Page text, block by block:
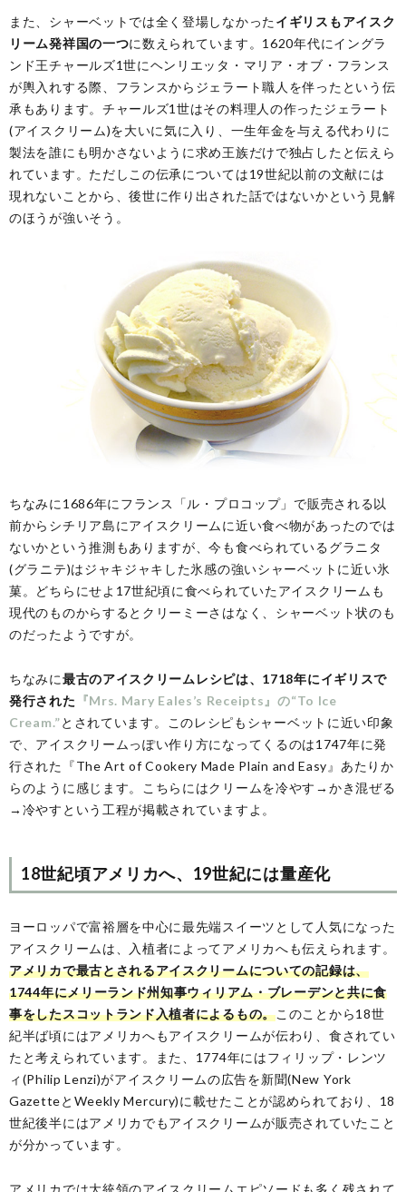
また、シャーベットでは全く登場しなかったイギリスもアイスク
リーム発祥国の一つに数えられています。1620年代にイングラ
ンド王チャールズ1世にヘンリエッタ・マリア・オブ・フランス
が輿入れする際、フランスからジェラート職人を伴ったという伝
承もあります。チャールズ1世はその料理人の作ったジェラート
(アイスクリーム)を大いに気に入り、一生年金を与える代わりに
製法を誰にも明かさないように求め王族だけで独占したと伝えら
れています。ただしこの伝承については19世紀以前の文献には
現れないことから、後世に作り出された話ではないかという見解
のほうが強いそう。
ちなみに1686年にフランス「ル・プロコップ」で販売される以
前からシチリア島にアイスクリームに近い食べ物があったのでは
ないかという推測もありますが、今も食べられているグラニタ
(グラニテ)はジャキジャキした氷感の強いシャーベットに近い氷
菓。どちらにせよ17世紀頃に食べられていたアイスクリームも
現代のものからするとクリーミーさはなく、シャーベット状のも
のだったようですが。
ちなみに最古のアイスクリームレシピは、1718年にイギリスで
発行された 『Mrs. Mary Eales’s Receipts』の“To Ice
Cream.”とされています。このレシピもシャーベットに近い印象
で、アイスクリームっぽい作り方になってくるのは1747年に発
行された『The Art of Cookery Made Plain and Easy』あたりか
らのように感じます。こちらにはクリームを冷やす→かき混ぜる
→冷やすという工程が掲載されていますよ。
18世紀頃アメリカへ、19世紀には量産化
ヨーロッパで富裕層を中心に最先端スイーツとして人気になった
アイスクリームは、入植者によってアメリカへも伝えられます。
アメリカで最古とされるアイスクリームについての記録は、
1744年にメリーランド州知事ウィリアム・ブレーデンと共に食
事をしたスコットランド入植者によるもの。このことから18世
紀半ば頃にはアメリカへもアイスクリームが伝わり、食されてい
たと考えられています。また、1774年にはフィリップ・レンツ
ィ(Philip Lenzi)がアイスクリームの広告を新聞(New York
GazetteとWeekly Mercury)に載せたことが認められており、18
世紀後半にはアメリカでもアイスクリームが販売されていたこと
が分かっています。